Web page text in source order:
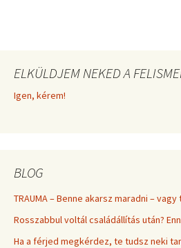
ELKÜLDJEM NEKED A
Igen, kérem!
BLOG
TRAUMA – Benne akarsz maradni –
Rosszabbul voltál családállítás után?
Ha a férjed megkérdez, te tudsz neki